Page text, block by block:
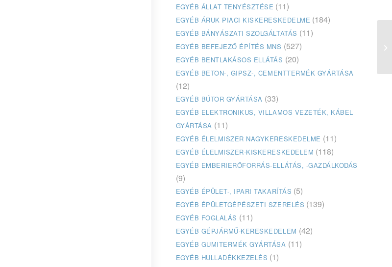
EGYÉB ÁLLAT TENYÉSZTÉSE (11)
EGYÉB ÁRUK PIACI KISKERESKEDELME (184)
EGYÉB BÁNYÁSZATI SZOLGÁLTATÁS (11)
EGYÉB BEFEJEZŐ ÉPÍTÉS MNS (527)
EGYÉB BENTLAKÁSOS ELLÁTÁS (20)
EGYÉB BETON-, GIPSZ-, CEMENTTERMÉK GYÁRTÁSA
(12)
EGYÉB BÚTOR GYÁRTÁSA (33)
EGYÉB ELEKTRONIKUS, VILLAMOS VEZETÉK, KÁBEL
GYÁRTÁSA (11)
EGYÉB ÉLELMISZER NAGYKERESKEDELME (11)
EGYÉB ÉLELMISZER-KISKERESKEDELEM (118)
EGYÉB EMBERIERŐFORRÁS-ELLÁTÁS, -GAZDÁLKODÁS
(9)
EGYÉB ÉPÜLET-, IPARI TAKARÍTÁS (5)
EGYÉB ÉPÜLETGÉPÉSZETI SZERELÉS (139)
EGYÉB FOGLALÁS (11)
EGYÉB GÉPJÁRMŰ-KERESKEDELEM (42)
EGYÉB GUMITERMÉK GYÁRTÁSA (11)
EGYÉB HULLADÉKKEZELÉS (1)